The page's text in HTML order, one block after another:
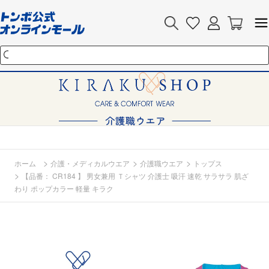
ホーム > 介護・メディカルウエア > 介護職ウエア > トップス
>
【品番： CR184 】 男女兼用 Ｔシャツ 介護士 吸汗 速乾 サラサラ 肌ざ
わり ポップカラー 軽量 キラク